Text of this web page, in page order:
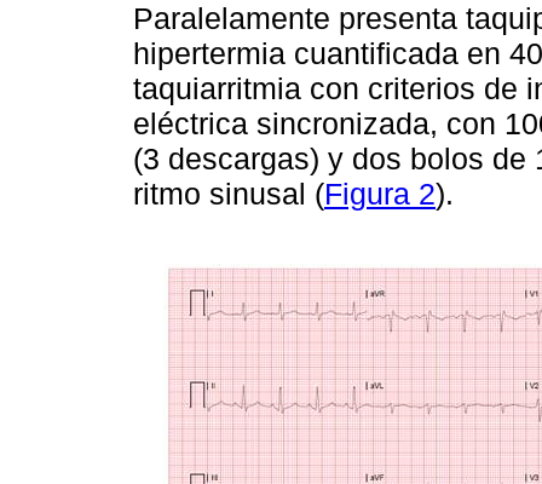
Paralelamente presenta
hipertermia cuantificada en
taquiarritmia con criterios de
eléctrica sincronizada, con
(3 descargas) y dos bolos de
ritmo sinusal (Figura 2).